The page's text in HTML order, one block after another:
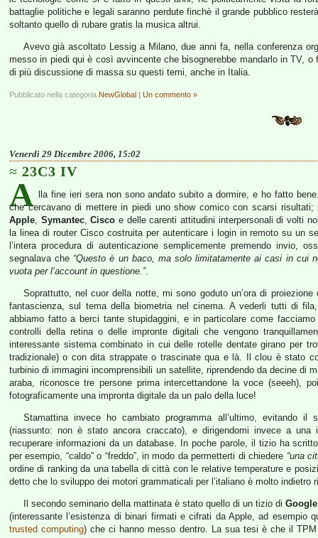
battaglie politiche e legali saranno perdute finchè il grande pubblico
soltanto quello di rubare gratis la musica altrui.
Avevo già ascoltato Lessig a Milano, due anni fa, nella conferenza
messo in piedi qui è così avvincente che bisognerebbe mandarlo in TV,
di più discussione di massa su questi temi, anche in Italia.
Pubblicato nella categoria NewGlobal | Un commento »
Venerdì 29 Dicembre 2006, 15:02
23C3 IV
A
lla fine ieri sera non sono andato subito a dormire, e ho fatto
che cercavano di mettere in piedi uno show comico con scarsi
Apple, Symantec,Cisco e delle carenti attitudini interpersonali di volti
la linea di router Cisco costruita per autenticare i login in remoto su un
l’intera procedura di autenticazione semplicemente premendo invio,
segnalava che “Questo è un baco, ma solo limitatamente ai casi in cui
vuota per l’account in questione.”.
Soprattutto, nel cuor della notte, mi sono goduto un’ora di
fantascienza, sul tema della biometria nel cinema. A vederli tutti di
abbiamo fatto a berci tante stupidaggini, e in particolare come
controlli della retina o delle impronte digitali che vengono
interessante sistema combinato in cui delle rotelle dentate girano per
tradizionale) o con dita strappate o trascinate qua e là. Il clou è stato
turbinio di immagini incomprensibili un satellite, riprendendo da decine di
araba, riconosce tre persone prima intercettandone la voce (seeeh),
fotograficamente una impronta digitale da un palo della luce!
Stamattina invece ho cambiato programma all’ultimo, evitando il
(riassunto: non è stato ancora craccato), e dirigendomi invece a una
recuperare informazioni da un database. In poche parole, il tizio ha
per esempio, “caldo” o “freddo”, in modo da permetterti di chiedere “una
ordine di ranking da una tabella di città con le relative temperature e
detto che lo sviluppo dei motori grammaticali per l’italiano è molto indietro
Il secondo seminario della mattinata è stato quello di un tizio di Google
(interessante l’esistenza di binari firmati e cifrati da Apple, ad esempio
trusted computing) che ci hanno messo dentro. La sua tesi è che il